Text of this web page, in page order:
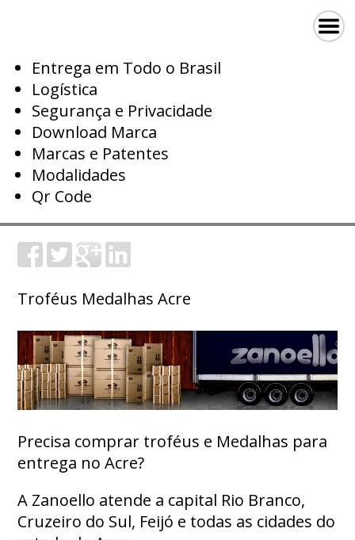
Entrega em Todo o Brasil
Logística
Segurança e Privacidade
Download Marca
Marcas e Patentes
Modalidades
Qr Code
Troféus Medalhas Acre
Precisa comprar troféus e Medalhas para
entrega no Acre?
A Zanoello atende a capital Rio Branco,
Cruzeiro do Sul, Feijó e todas as cidades do